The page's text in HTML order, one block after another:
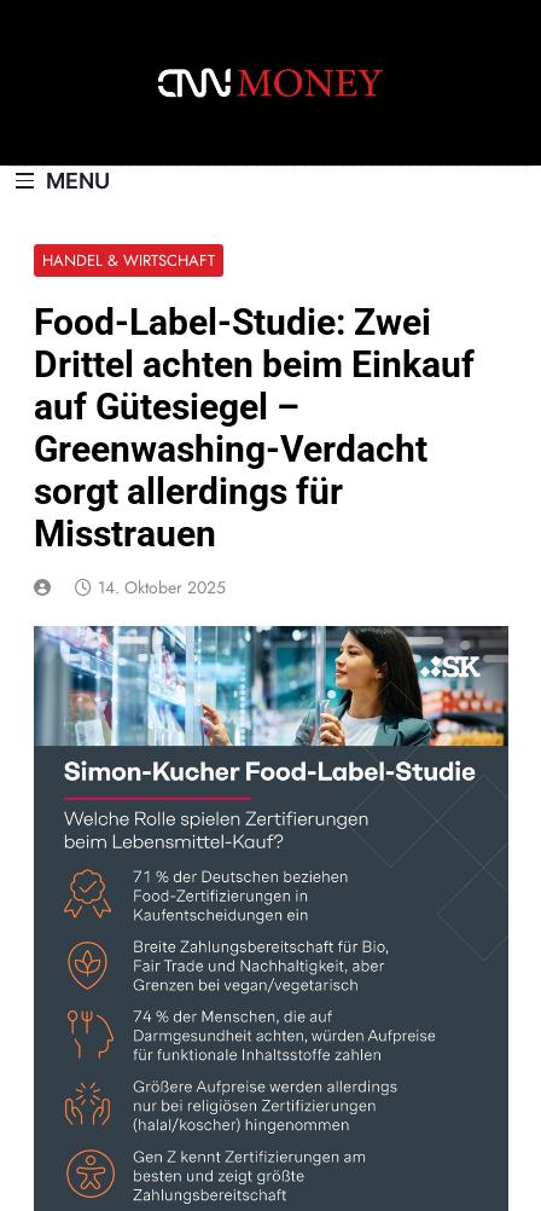
MENU
HANDEL & WIRTSCHAFT
Food-Label-Studie: Zwei
Drittel achten beim Einkauf
auf Gütesiegel –
Greenwashing-Verdacht
sorgt allerdings für
Misstrauen
14. Oktober 2025